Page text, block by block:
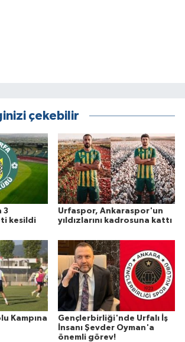
çekebilir
3
kesildi
Urfaspor, Ankaraspor'un
yıldızlarını kadrosuna kattı
Kampına
Gençlerbirliği'nde Urfalı İş
İnsanı Şevder Oyman'a
önemli görev!